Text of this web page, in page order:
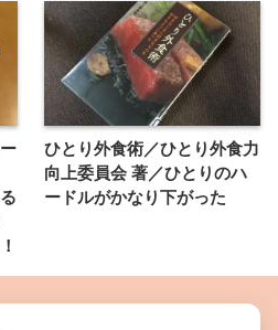
ひとり外食術／ひとり外食力
向上委員会 著／ひとりのハ
ードルがかなり下がった